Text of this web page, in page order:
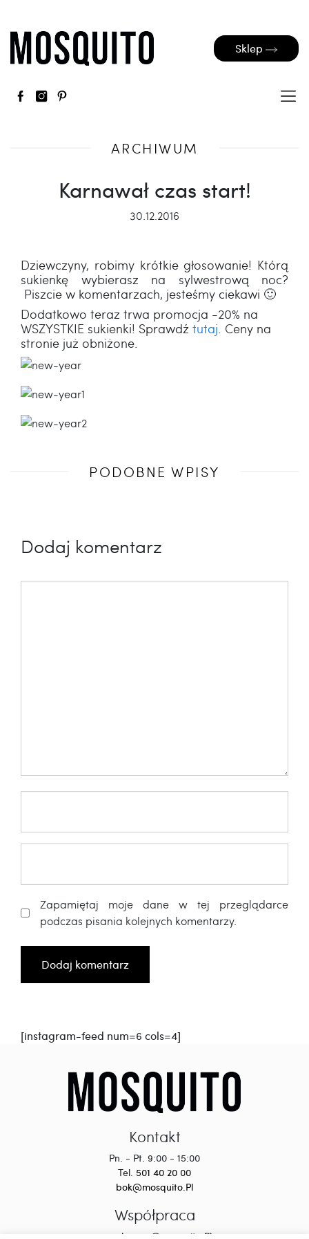
Sklep
ARCHIWUM
Karnawał czas start!
30.12.2016
Dziewczyny, robimy krótkie głosowanie! Którą
sukienkę wybierasz na sylwestrową noc?
Piszcie w komentarzach, jesteśmy ciekawi 🙂
Dodatkowo teraz trwa promocja -20% na
WSZYSTKIE sukienki! Sprawdź tutaj . Ceny na
stronie już obniżone.
PODOBNE WPISY
Dodaj komentarz
Zapamiętaj moje dane w tej przeglądarce
podczas pisania kolejnych komentarzy.
[instagram-feed num=6 cols=4]
Kontakt
Pn. - Pt. 9:00 - 15:00
Tel. 501 40 20 00
bok@mosquito.Pl
Współpraca
wspolpraca@mosquito.Pl